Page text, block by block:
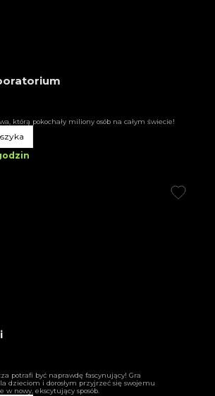
którą pokochały miliony osób na całym świecie!
potrafi być naprawdę fascynujący! Gra
dzieciom i dorosłym przyjrzeć się swojemu
w nowy, ekscytujący sposób.